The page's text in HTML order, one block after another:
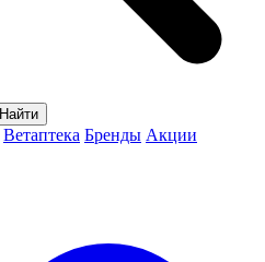
Найти
Ветаптека Бренды Акции